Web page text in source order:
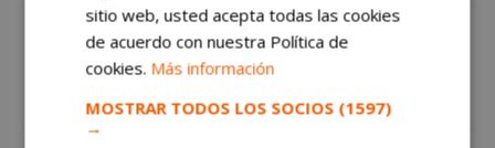
sitio web, usted acepta todas las cookies
de acuerdo con nuestra Política de
cookies. Más información
MOSTRAR TODOS LOS SOCIOS (1597)
→